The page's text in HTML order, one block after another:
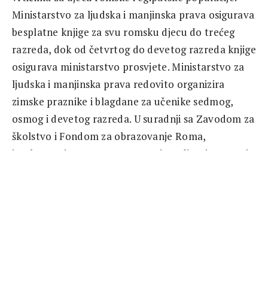
Ministarstvo za ljudska i manjinska prava osigurava
besplatne knjige za svu romsku djecu do trećeg
razreda, dok od četvrtog do devetog razreda knjige
osigurava ministarstvo prosvjete. Ministarstvo za
ljudska i manjinska prava redovito organizira
zimske praznike i blagdane za učenike sedmog,
osmog i devetog razreda. U suradnji sa Zavodom za
školstvo i Fondom za obrazovanje Roma,
implementiramo program za stipendiranje Roma i